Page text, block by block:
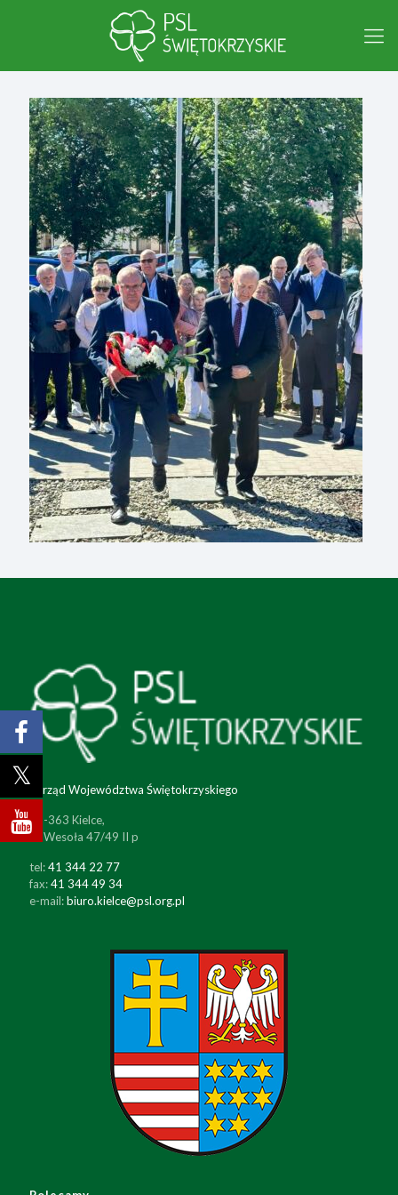
Zarząd Województwa Świętokrzyskiego
25-363 Kielce,
ul. Wesoła 47/49 II p
tel:41 344 22 77
fax:41 344 49 34
e-mail:biuro.kielce@psl.org.pl